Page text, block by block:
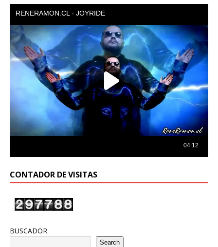
CONTADOR DE VISITAS
BUSCADOR
Search